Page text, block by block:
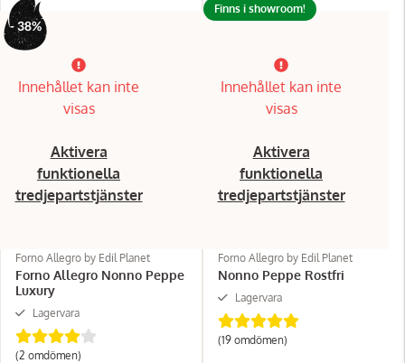
- 38%
Innehållet kan inte
visas
Aktivera
funktionella
tredjepartstjänster
Forno Allegro by Edil Planet
Forno Allegro Nonno Peppe
Luxury
Lagervara
(2 omdömen)
Innehållet kan inte
visas
Aktivera
funktionella
tredjepartstjänster
Forno Allegro by Edil Planet
Nonno Peppe Rostfri
Lagervara
(19 omdömen)
Finns i showroom!